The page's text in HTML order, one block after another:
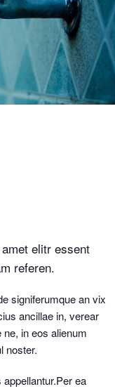
elitr essent
referen.
signiferumque an vix
ancillae in, verear
in eos alienum
noster.
ea